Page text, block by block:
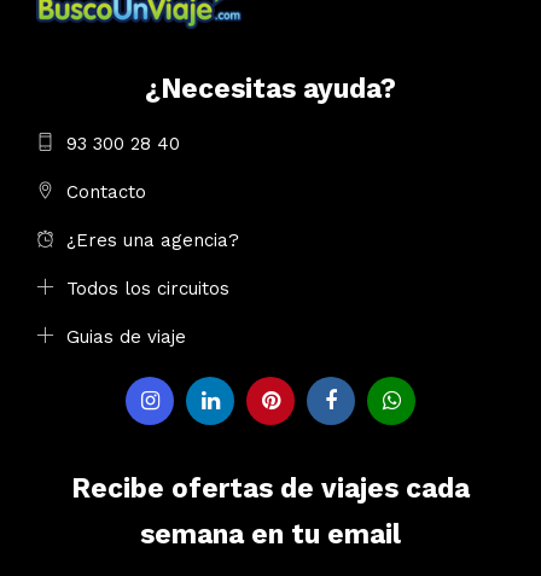
¿Necesitas ayuda?
93 300 28 40
Contacto
¿Eres una agencia?
Todos los circuitos
Guias de viaje
Recibe ofertas de viajes cada
semana en tu email